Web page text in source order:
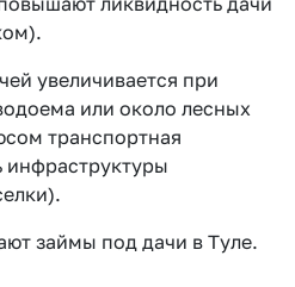
увеличивается при
или около лесных
транспортная
инфраструктуры
займы под дачи в Туле.